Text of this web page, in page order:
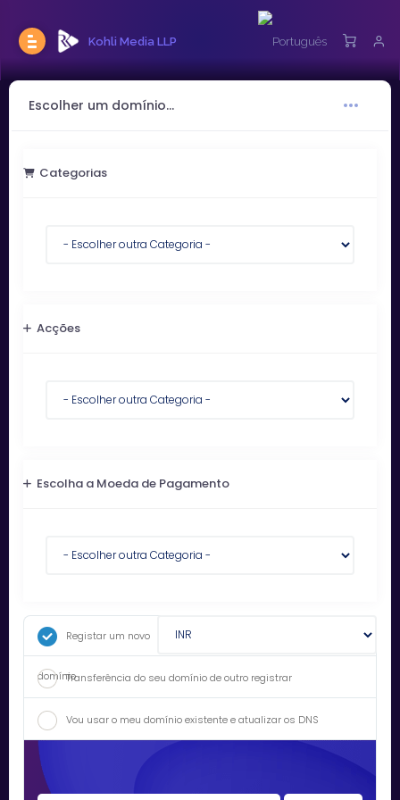
Kohli Media LLP
Escolher um domínio...
Categorias
Acções
Escolha a Moeda de Pagamento
Registar um novo
domínioTransferência do seu domínio de outro registrar
Vou usar o meu domínio existente e atualizar os DNS